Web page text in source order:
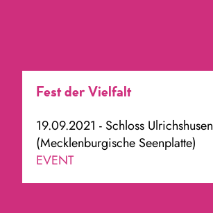
Fest der Vielfalt
19.09.2021 - Schloss Ulrichshusen
(Mecklenburgische Seenplatte)
EVENT